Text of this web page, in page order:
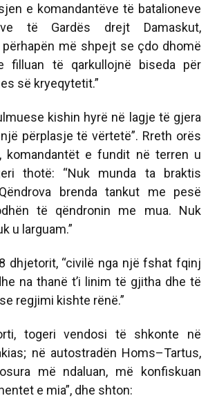
e komandantëve të batalioneve
të Gardës drejt Damaskut,
më shpejt se çdo dhomë
filluan të qarkullojnë biseda për
së kryeqytetit.”
kishin hyrë në lagje të gjera
përplasje të vërtetë”. Rreth orës
komandantët e fundit në terren u
thotë: “Nuk munda ta braktis
brenda tankut me pesë
të qëndronin me mua. Nuk
u larguam.”
dhjetorit, “civilë nga një fshat fqinj
na thanë t’i linim të gjitha dhe të
regjimi kishte rënë.”
togeri vendosi të shkonte në
në autostradën Homs–Tartus,
më ndaluan, më konfiskuan
e mia”, dhe shton: